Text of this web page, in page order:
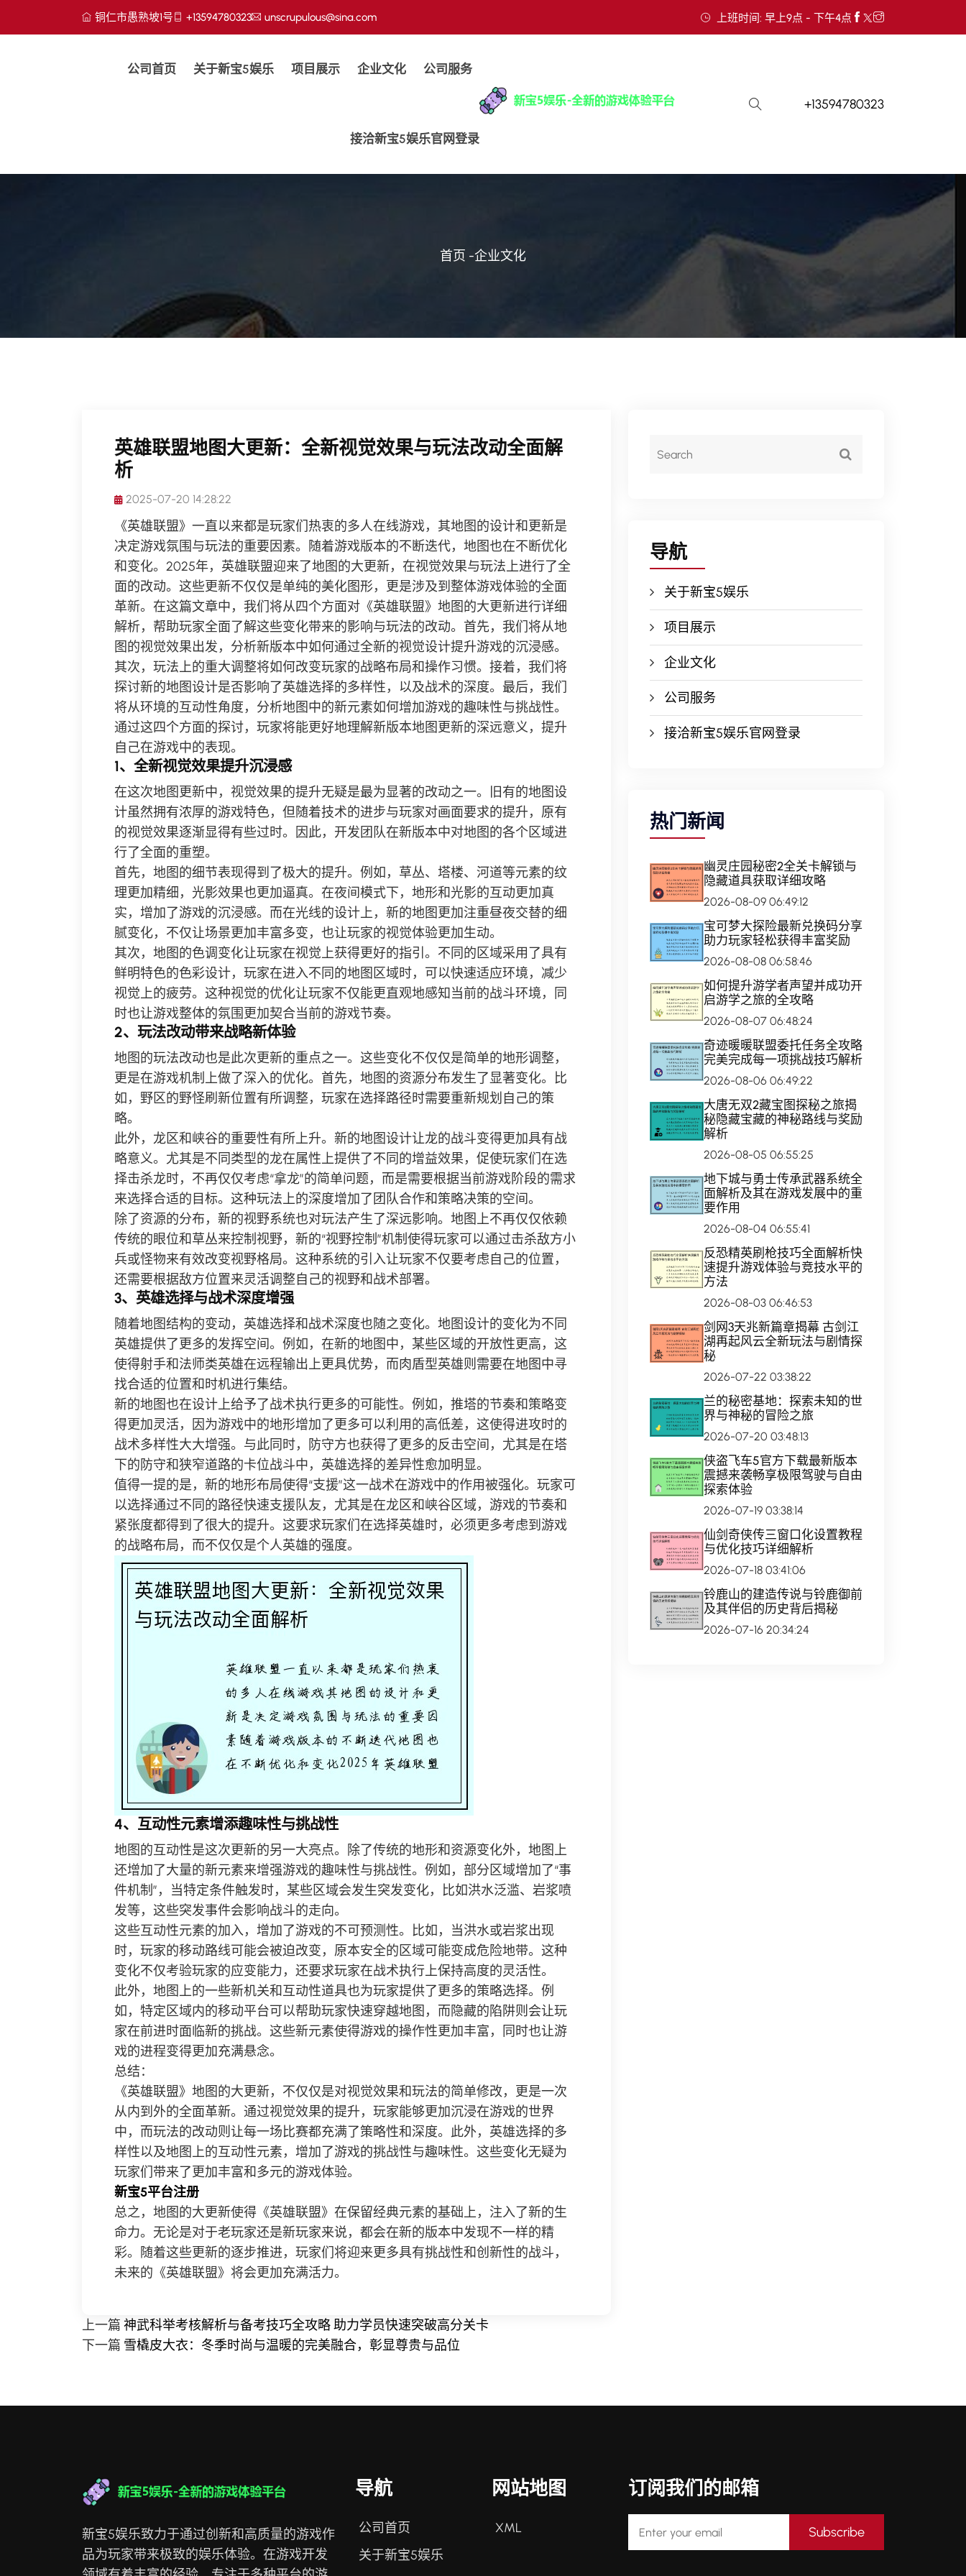
铜仁市愚熟坡1号 +13594780323 unscrupulous@sina.com 上班时间: 早上9点 - 下午4点
公司首页 关于新宝5娱乐 项目展示 企业文化 公司服务
接洽新宝5娱乐官网登录
+13594780323
首页 -企业文化
英雄联盟地图大更新：全新视觉效果与玩法改动全面解
析
2025-07-20 14:28:22
《英雄联盟》一直以来都是玩家们热衷的多人在线游戏，其地图的设计和更新是
决定游戏氛围与玩法的重要因素。随着游戏版本的不断迭代，地图也在不断优化
和变化。2025年，英雄联盟迎来了地图的大更新，在视觉效果与玩法上进行了全
面的改动。这些更新不仅仅是单纯的美化图形，更是涉及到整体游戏体验的全面
革新。在这篇文章中，我们将从四个方面对《英雄联盟》地图的大更新进行详细
解析，帮助玩家全面了解这些变化带来的影响与玩法的改动。首先，我们将从地
图的视觉效果出发，分析新版本中如何通过全新的视觉设计提升游戏的沉浸感。
其次，玩法上的重大调整将如何改变玩家的战略布局和操作习惯。接着，我们将
探讨新的地图设计是否影响了英雄选择的多样性，以及战术的深度。最后，我们
将从环境的互动性角度，分析地图中的新元素如何增加游戏的趣味性与挑战性。
通过这四个方面的探讨，玩家将能更好地理解新版本地图更新的深远意义，提升
自己在游戏中的表现。
1、全新视觉效果提升沉浸感
在这次地图更新中，视觉效果的提升无疑是最为显著的改动之一。旧有的地图设
计虽然拥有浓厚的游戏特色，但随着技术的进步与玩家对画面要求的提升，原有
的视觉效果逐渐显得有些过时。因此，开发团队在新版本中对地图的各个区域进
行了全面的重塑。
首先，地图的细节表现得到了极大的提升。例如，草丛、塔楼、河道等元素的纹
理更加精细，光影效果也更加逼真。在夜间模式下，地形和光影的互动更加真
实，增加了游戏的沉浸感。而在光线的设计上，新的地图更加注重昼夜交替的细
腻变化，不仅让场景更加丰富多变，也让玩家的视觉体验更加生动。
其次，地图的色调变化让玩家在视觉上获得更好的指引。不同的区域采用了具有
鲜明特色的色彩设计，玩家在进入不同的地图区域时，可以快速适应环境，减少
视觉上的疲劳。这种视觉的优化让玩家不仅能更直观地感知当前的战斗环境，同
时也让游戏整体的氛围更加契合当前的游戏节奏。
2、玩法改动带来战略新体验
地图的玩法改动也是此次更新的重点之一。这些变化不仅仅是简单的地形调整，
更是在游戏机制上做了深入的优化。首先，地图的资源分布发生了显著变化。比
如，野区的野怪刷新位置有所调整，玩家在选择路径时需要重新规划自己的策
略。
此外，龙区和峡谷的重要性有所上升。新的地图设计让龙的战斗变得更加具有战
略意义。尤其是不同类型的龙在属性上提供了不同的增益效果，促使玩家们在选
择击杀龙时，不再仅仅考虑“拿龙”的简单问题，而是需要根据当前游戏阶段的需求
来选择合适的目标。这种玩法上的深度增加了团队合作和策略决策的空间。
除了资源的分布，新的视野系统也对玩法产生了深远影响。地图上不再仅仅依赖
传统的眼位和草丛来控制视野，新的“视野控制”机制使得玩家可以通过击杀敌方小
兵或怪物来有效改变视野格局。这种系统的引入让玩家不仅要考虑自己的位置，
还需要根据敌方位置来灵活调整自己的视野和战术部署。
3、英雄选择与战术深度增强
随着地图结构的变动，英雄选择和战术深度也随之变化。地图设计的变化为不同
英雄提供了更多的发挥空间。例如，在新的地图中，某些区域的开放性更高，这
使得射手和法师类英雄在远程输出上更具优势，而肉盾型英雄则需要在地图中寻
找合适的位置和时机进行集结。
新的地图也在设计上给予了战术执行更多的可能性。例如，推塔的节奏和策略变
得更加灵活，因为游戏中的地形增加了更多可以利用的高低差，这使得进攻时的
战术多样性大大增强。与此同时，防守方也获得了更多的反击空间，尤其是在塔
下的防守和狭窄道路的卡位战斗中，英雄选择的差异性愈加明显。
值得一提的是，新的地形布局使得“支援”这一战术在游戏中的作用被强化。玩家可
以选择通过不同的路径快速支援队友，尤其是在龙区和峡谷区域，游戏的节奏和
紧张度都得到了很大的提升。这要求玩家们在选择英雄时，必须更多考虑到游戏
的战略布局，而不仅仅是个人英雄的强度。
4、互动性元素增添趣味性与挑战性
地图的互动性是这次更新的另一大亮点。除了传统的地形和资源变化外，地图上
还增加了大量的新元素来增强游戏的趣味性与挑战性。例如，部分区域增加了“事
件机制”，当特定条件触发时，某些区域会发生突发变化，比如洪水泛滥、岩浆喷
发等，这些突发事件会影响战斗的走向。
这些互动性元素的加入，增加了游戏的不可预测性。比如，当洪水或岩浆出现
时，玩家的移动路线可能会被迫改变，原本安全的区域可能变成危险地带。这种
变化不仅考验玩家的应变能力，还要求玩家在战术执行上保持高度的灵活性。
此外，地图上的一些新机关和互动性道具也为玩家提供了更多的策略选择。例
如，特定区域内的移动平台可以帮助玩家快速穿越地图，而隐藏的陷阱则会让玩
家在前进时面临新的挑战。这些新元素使得游戏的操作性更加丰富，同时也让游
戏的进程变得更加充满悬念。
总结：
《英雄联盟》地图的大更新，不仅仅是对视觉效果和玩法的简单修改，更是一次
从内到外的全面革新。通过视觉效果的提升，玩家能够更加沉浸在游戏的世界
中，而玩法的改动则让每一场比赛都充满了策略性和深度。此外，英雄选择的多
样性以及地图上的互动性元素，增加了游戏的挑战性与趣味性。这些变化无疑为
玩家们带来了更加丰富和多元的游戏体验。
新宝5平台注册
总之，地图的大更新使得《英雄联盟》在保留经典元素的基础上，注入了新的生
命力。无论是对于老玩家还是新玩家来说，都会在新的版本中发现不一样的精
彩。随着这些更新的逐步推进，玩家们将迎来更多具有挑战性和创新性的战斗，
未来的《英雄联盟》将会更加充满活力。
上一篇 神武科举考核解析与备考技巧全攻略 助力学员快速突破高分关卡
下一篇 雪橇皮大衣：冬季时尚与温暖的完美融合，彰显尊贵与品位
导航
关于新宝5娱乐
项目展示
企业文化
公司服务
接洽新宝5娱乐官网登录
热门新闻
幽灵庄园秘密2全关卡解锁与
隐藏道具获取详细攻略
2026-08-09 06:49:12
宝可梦大探险最新兑换码分享
助力玩家轻松获得丰富奖励
2026-08-08 06:58:46
如何提升游学者声望并成功开
启游学之旅的全攻略
2026-08-07 06:48:24
奇迹暖暖联盟委托任务全攻略
完美完成每一项挑战技巧解析
2026-08-06 06:49:22
大唐无双2藏宝图探秘之旅揭
秘隐藏宝藏的神秘路线与奖励
解析
2026-08-05 06:55:25
地下城与勇士传承武器系统全
面解析及其在游戏发展中的重
要作用
2026-08-04 06:55:41
反恐精英刷枪技巧全面解析快
速提升游戏体验与竞技水平的
方法
2026-08-03 06:46:53
剑网3天兆新篇章揭幕 古剑江
湖再起风云全新玩法与剧情探
秘
2026-07-22 03:38:22
兰的秘密基地：探索未知的世
界与神秘的冒险之旅
2026-07-20 03:48:13
侠盗飞车5官方下载最新版本
震撼来袭畅享极限驾驶与自由
探索体验
2026-07-19 03:38:14
仙剑奇侠传三窗口化设置教程
与优化技巧详细解析
2026-07-18 03:41:06
铃鹿山的建造传说与铃鹿御前
及其伴侣的历史背后揭秘
2026-07-16 20:34:24
新宝5娱乐致力于通过创新和高质量的游戏作
品为玩家带来极致的娱乐体验。在游戏开发
导航
公司首页
关于新宝5娱乐
网站地图
XML
订阅我们的邮箱
Subscribe